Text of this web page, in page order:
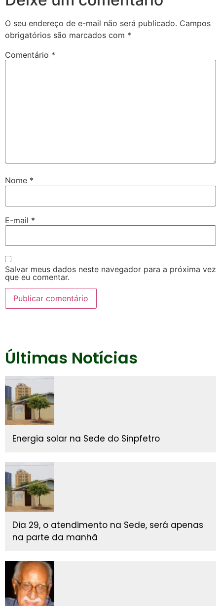
O seu endereço de e-mail não será publicado. Campos
obrigatórios são marcados com *
Comentário *
Nome *
E-mail *
Salvar meus dados neste navegador para a próxima vez
que eu comentar.
Últimas Notícias
Energia solar na Sede do Sinpfetro
Dia 29, o atendimento na Sede, será apenas
na parte da manhã